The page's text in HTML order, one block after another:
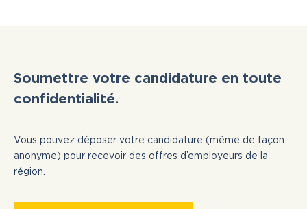
Soumettre votre candidature en toute
confidentialité.
Vous pouvez déposer votre candidature (même de façon
anonyme) pour recevoir des offres d’employeurs de la
région.